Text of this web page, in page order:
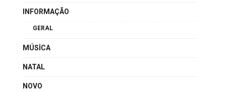
INFORMAÇÃO
GERAL
MÚSICA
NATAL
NOVO